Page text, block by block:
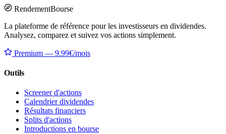
RendementBourse
La plateforme de référence pour les investisseurs en dividendes.
Analysez, comparez et suivez vos actions simplement.
Premium — 9.99€/mois
Outils
Screener d'actions
Calendrier dividendes
Résultats financiers
Splits d'actions
Introductions en bourse